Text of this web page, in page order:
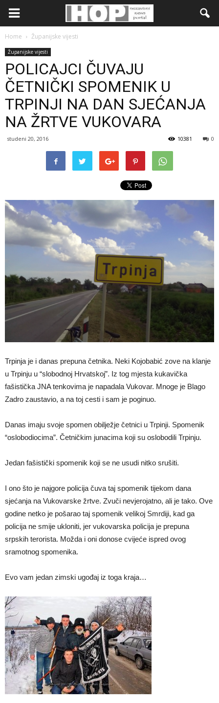
Home Županijske vijesti
Županijske vijesti
POLICAJCI ČUVAJU
ČETNIČKI SPOMENIK U
TRPINJI NA DAN SJEĆANJA
NA ŽRTVE VUKOVARA
studeni 20, 2016 0
10381
Trpinja je i danas prepuna četnika. Neki Kojobabić zove na klanje
u Trpinju u “slobodnoj Hrvatskoj”. Iz tog mjesta kukavička
fašistička JNA tenkovima je napadala Vukovar. Mnoge je Blago
Zadro zaustavio, a na toj cesti i sam je poginuo.
Danas imaju svoje spomen obilježje četnici u Trpinji. Spomenik
“oslobodiocima”. Četničkim junacima koji su oslobodili Trpinju.
Jedan fašistički spomenik koji se ne usudi nitko srušiti.
I ono što je najgore policija čuva taj spomenik tijekom dana
sjećanja na Vukovarske žrtve. Zvuči nevjerojatno, ali je tako. Ove
godine netko je pošarao taj spomenik velikoj Smrdiji, kad ga
policija ne smije ukloniti, jer vukovarska policija je prepuna
srpskih terorista. Možda i oni donose cvijeće ispred ovog
sramotnog spomenika.
Evo vam jedan zimski ugođaj iz toga kraja…